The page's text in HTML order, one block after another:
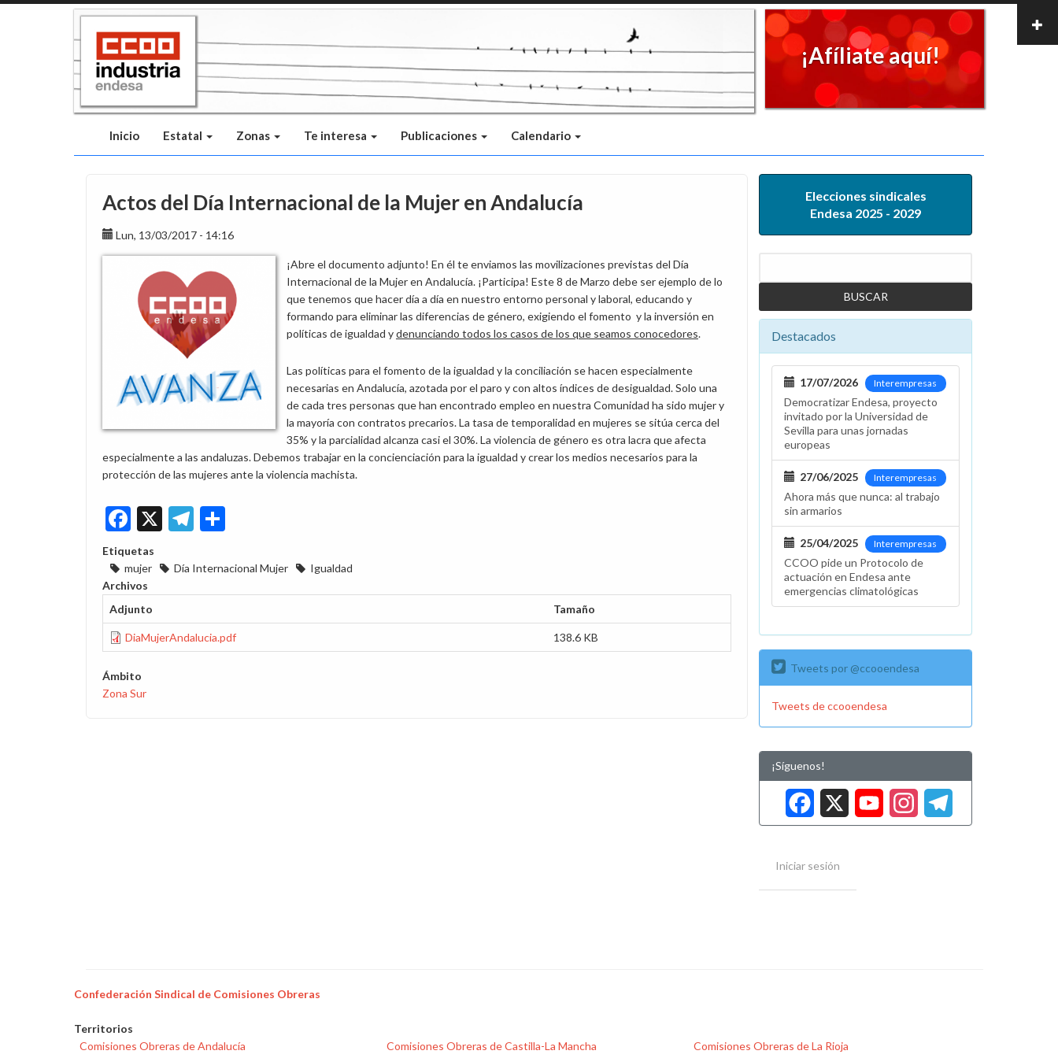
¡Afíliate aquí!
Inicio Estatal Zonas Te interesa Publicaciones Calendario
Actos del Día Internacional de la Mujer en Andalucía
Lun, 13/03/2017 - 14:16
¡Abre el documento adjunto! En él te enviamos las movilizaciones previstas del Día
Internacional de la Mujer en Andalucía. ¡Participa! Este 8 de Marzo debe ser ejemplo de lo
que tenemos que hacer día a día en nuestro entorno personal y laboral, educando y
formando para eliminar las diferencias de género, exigiendo el fomento y la inversión en
políticas de igualdad ydenunciando todos los casos de los que seamos conocedores.
Las políticas para el fomento de la igualdad y la conciliación se hacen especialmente
necesarias en Andalucía, azotada por el paro y con altos índices de desigualdad. Solo una
de cada tres personas que han encontrado empleo en nuestra Comunidad ha sido mujer y
la mayoría con contratos precarios. La tasa de temporalidad en mujeres se sitúa cerca del
35% y la parcialidad alcanza casi el 30%. La violencia de género es otra lacra que afecta
especialmente a las andaluzas. Debemos trabajar en la concienciación para la igualdad y crear los medios necesarios para la
protección de las mujeres ante la violencia machista.
Facebook
X Telegram
Etiquetas
mujer
Día Internacional Mujer
Igualdad
Archivos
Adjunto
Tamaño
DiaMujerAndalucia.pdf 138.6 KB
Ámbito
Zona Sur
Elecciones sindicales
Endesa 2025 - 2029
Destacados
Interempresas
17/07/2026
Democratizar Endesa, proyecto
invitado por la Universidad de
Sevilla para unas jornadas
europeas
Interempresas
27/06/2025
Ahora más que nunca: al trabajo
sin armarios
Interempresas
25/04/2025
CCOO pide un Protocolo de
actuación en Endesa ante
emergencias climatológicas
Tweets por @ccooendesa
Tweets de ccooendesa
¡Síguenos!
Facebook
XYouTube
Iniciar sesión
Confederación Sindical de Comisiones Obreras
Territorios
Comisiones Obreras de Andalucía
Comisiones Obreras de Castilla-La Mancha
Comisiones Obreras de La Rioja